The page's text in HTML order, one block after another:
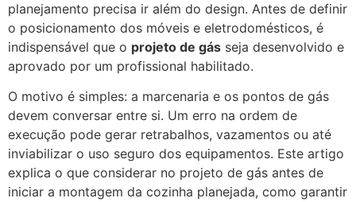
planejamento precisa ir além do design. Antes de definir
o posicionamento dos móveis e eletrodomésticos, é
indispensável que o projeto de gás seja desenvolvido e
aprovado por um profissional habilitado.
O motivo é simples: a marcenaria e os pontos de gás
devem conversar entre si. Um erro na ordem de
execução pode gerar retrabalhos, vazamentos ou até
inviabilizar o uso seguro dos equipamentos. Este artigo
explica o que considerar no projeto de gás antes de
iniciar a montagem da cozinha planejada, como garantir